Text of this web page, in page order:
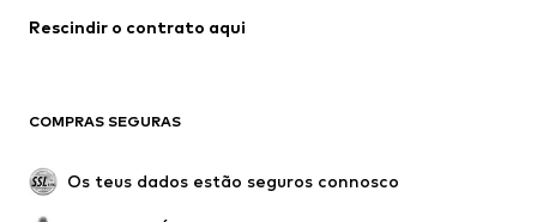
Rescindir o contrato aqui
COMPRAS SEGURAS
Os teus dados estão seguros connosco